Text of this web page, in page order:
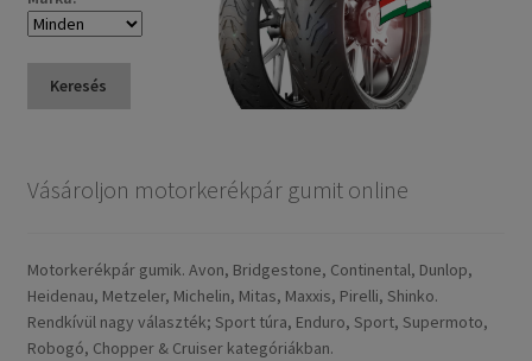
Keresés
Vásároljon motorkerékpár gumit online
Motorkerékpár gumik. Avon, Bridgestone, Continental, Dunlop,
Heidenau, Metzeler, Michelin, Mitas, Maxxis, Pirelli, Shinko.
Rendkívül nagy választék; Sport túra, Enduro, Sport, Supermoto,
Robogó, Chopper & Cruiser kategóriákban.